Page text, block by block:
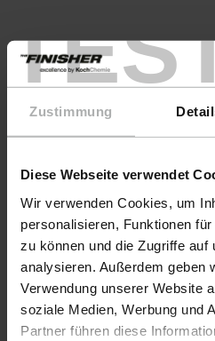
Zustimmung
Diese Webseite verwendet
Wir verwenden Cookies, um
personalisieren, Funktionen
zu können und die Zugriffe auf
analysieren. Außerdem geben
Verwendung unserer Website
soziale Medien, Werbung und
Partner führen diese
Products
CarCare
BoatCare
COLOURLOCK